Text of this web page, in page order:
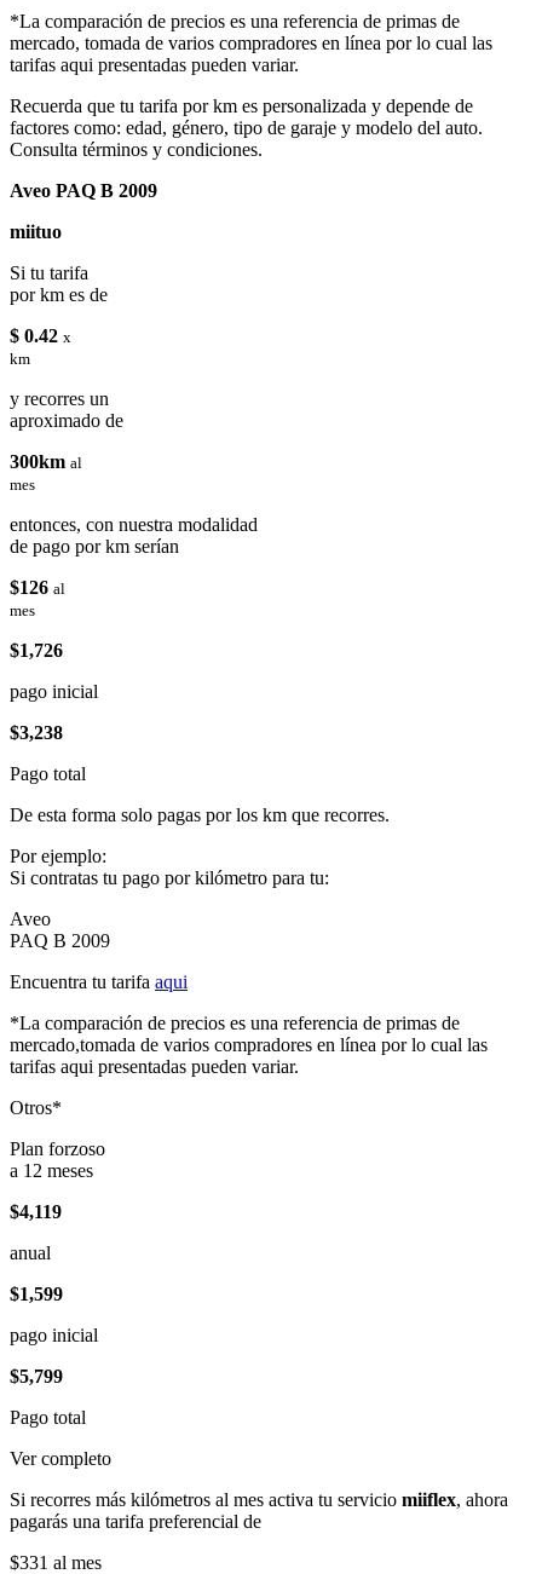
*La comparación de precios es una referencia de primas de
mercado, tomada de varios compradores en línea por lo cual las
tarifas aqui presentadas pueden variar.
Recuerda que tu tarifa por km es personalizada y depende de
factores como: edad, género, tipo de garaje y modelo del auto.
Consulta términos y condiciones.
Aveo PAQ B 2009
miituo
Si tu tarifa
por km es de
$ 0.42 x
km
y recorres un
aproximado de
300km al
mes
entonces, con nuestra modalidad
de pago por km serían
$126 al
mes
$1,726
pago inicial
$3,238
Pago total
De esta forma solo pagas por los km que recorres.
Por ejemplo:
Si contratas tu pago por kilómetro para tu:
Aveo
PAQ B 2009
Encuentra tu tarifa aqui
*La comparación de precios es una referencia de primas de
mercado,tomada de varios compradores en línea por lo cual las
tarifas aqui presentadas pueden variar.
Otros*
Plan forzoso
a 12 meses
$4,119
anual
$1,599
pago inicial
$5,799
Pago total
Ver completo
Si recorres más kilómetros al mes activa tu servicio miiflex, ahora
pagarás una tarifa preferencial de
$331 al mes